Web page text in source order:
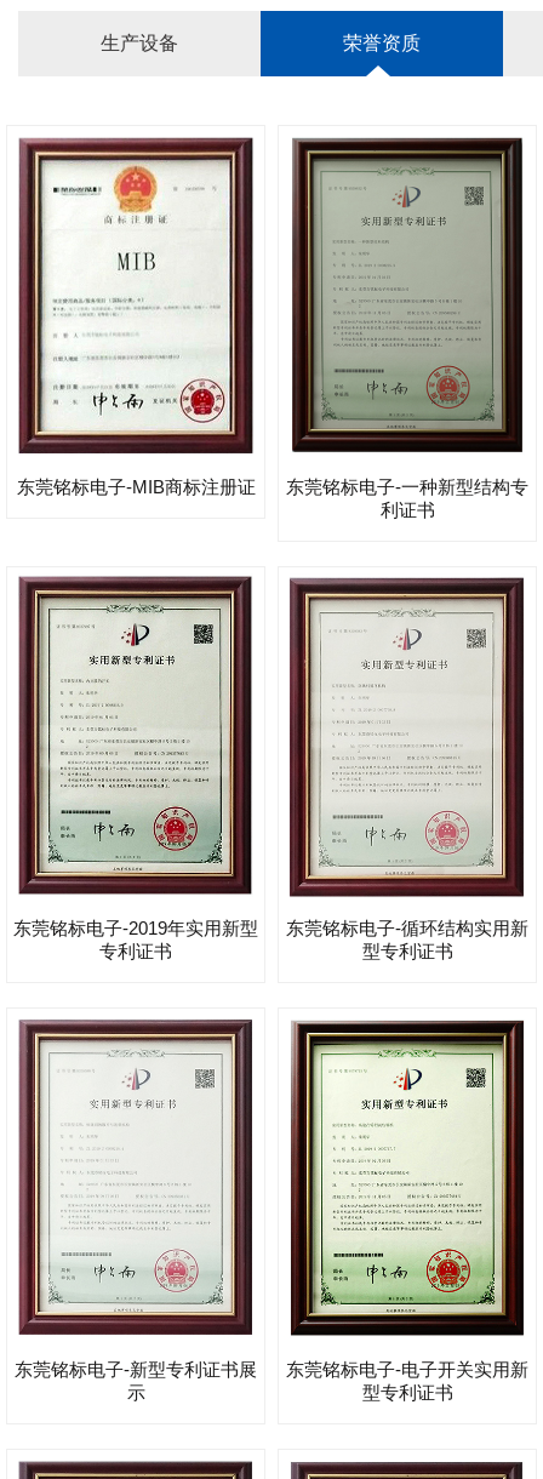
生产设备 荣誉资质
东莞铭标电子-MIB商标注册证
东莞铭标电子-一种新型结构专
利证书
东莞铭标电子-2019年实用新型
专利证书
东莞铭标电子-循环结构实用新
型专利证书
东莞铭标电子-新型专利证书展
示
东莞铭标电子-电子开关实用新
型专利证书